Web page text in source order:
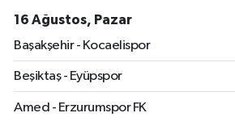
16 Ağustos, Pazar
Başakşehir - Kocaelispor
Beşiktaş - Eyüpspor
Amed - Erzurumspor FK